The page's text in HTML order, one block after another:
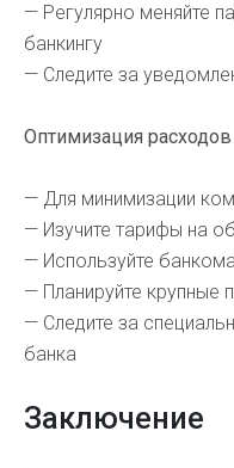
— Регулярно меняйте
банкингу
— Следите за
Оптимизация расходов
— Для минимизации
— Изучите тарифы на
— Используйте
— Планируйте крупные
— Следите за
банка
Заключение